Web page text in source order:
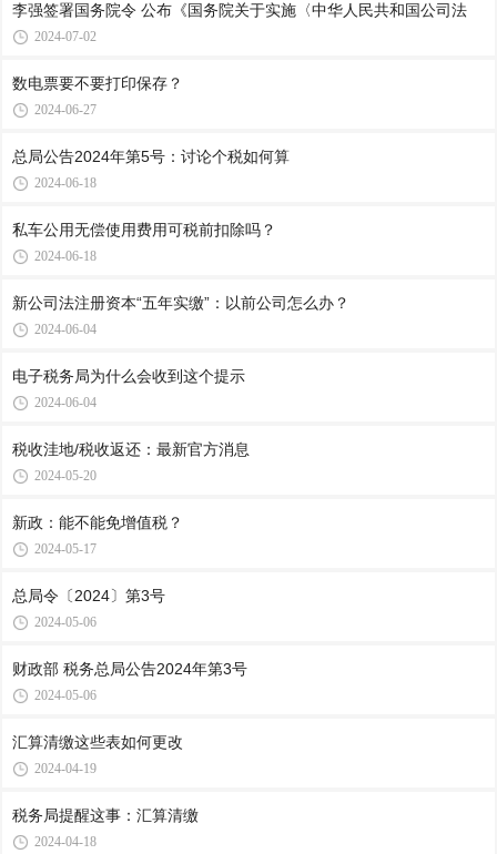
李强签署国务院令 公布《国务院关于实施〈中华人民共和国公司法
2024-07-02
数电票要不要打印保存？
2024-06-27
总局公告2024年第5号：讨论个税如何算
2024-06-18
私车公用无偿使用费用可税前扣除吗？
2024-06-18
新公司法注册资本“五年实缴”：以前公司怎么办？
2024-06-04
电子税务局为什么会收到这个提示
2024-06-04
税收洼地/税收返还：最新官方消息
2024-05-20
新政：能不能免增值税？
2024-05-17
总局令〔2024〕第3号
2024-05-06
财政部 税务总局公告2024年第3号
2024-05-06
汇算清缴这些表如何更改
2024-04-19
税务局提醒这事：汇算清缴
2024-04-18